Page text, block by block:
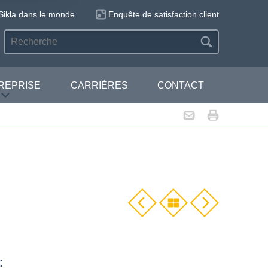
dans le monde Enquête de satisfaction client
CARRIÈRES CONTACT